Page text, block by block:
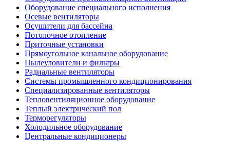
Оборудование специального исполнения
Осевые вентиляторы
Осушители для бассейна
Потолочное отопление
Приточные установки
Прямоугольное канальное оборудование
Пылеуловители и фильтры
Радиальные вентиляторы
Системы промышленного кондиционирования
Специализированные вентиляторы
Тепловентиляционное оборудование
Теплый электрический пол
Терморегуляторы
Холодильное оборудование
Центральные кондиционеры